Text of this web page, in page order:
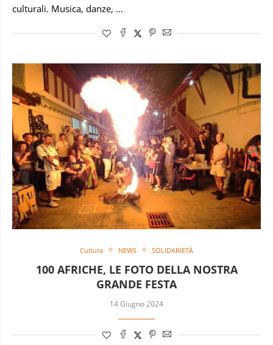
culturali. Musica, danze, …
Cultura NEWS SOLIDARIETÀ
100 AFRICHE, LE FOTO DELLA NOSTRA
GRANDE FESTA
14 Giugno 2024